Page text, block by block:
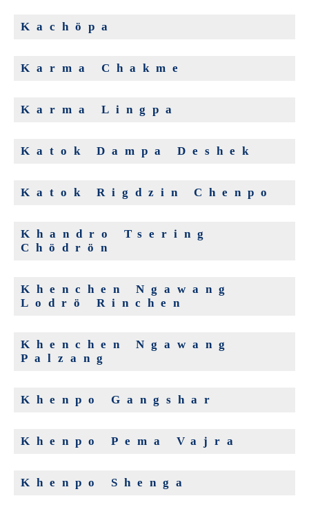
Kachöpa
Karma Chakme
Karma Lingpa
Katok Dampa Deshek
Katok Rigdzin Chenpo
Khandro Tsering
Chödrön
Khenchen Ngawang
Lodrö Rinchen
Khenchen Ngawang
Palzang
Khenpo Gangshar
Khenpo Pema Vajra
Khenpo Shenga